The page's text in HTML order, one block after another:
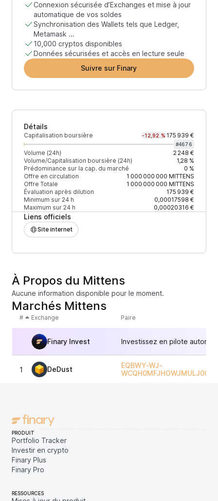
Connexion sécurisée d’Exchanges et mise à jour
automatique de vos soldes
Synchronisation des Wallets tels que Ledger,
Metamask ...
10,000 cryptos disponibles
Données sécurisées et accès en lecture seule
Suivre sur Finary
Détails
Capitalisation boursière -12,92 % 175 939 €
#4676
Volume (24h)
2 248 €
Volume/Capitalisation boursière (24h)
1,28 %
Prédominance sur la cap. du marché
0 %
Offre en circulation
1 000 000 000 MITTENS
Offre Totale
1 000 000 000 MITTENS
Évaluation après dilution
175 939 €
Minimum sur 24 h
0,00017598 €
Maximum sur 24 h
0,00020316 €
Liens officiels
Site internet
À Propos du Mittens
Aucune information disponible pour le moment.
Marchés Mittens
# Exchange Paire
Finary Invest Investissez en pilote
1 DeDust
EQBWY-WJ-
PRODUIT
Portfolio Tracker
Investir en crypto
Finary Plus
Finary Pro
RESSOURCES